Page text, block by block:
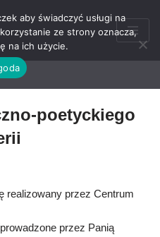
poetyckiego
realizowany przez Centrum
przez Panią
aby świadczyć usługi na
ze strony oznacza,
na ich użycie.